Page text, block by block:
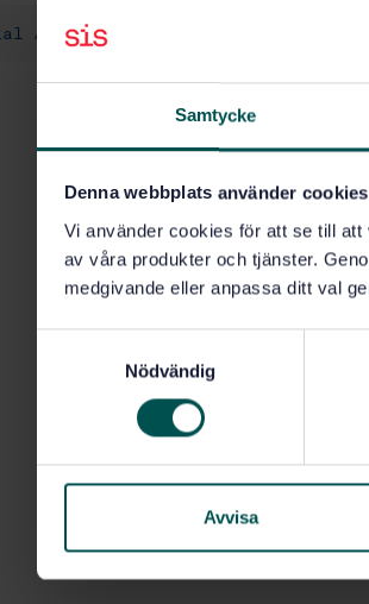
Samtycke
Denna webbplats använder cookies
Vi använder cookies för att se till
av våra produkter och tjänster.
medgivande eller anpassa ditt val
s
Nödvändig
Avvisa
Allmänt (91.100.01)